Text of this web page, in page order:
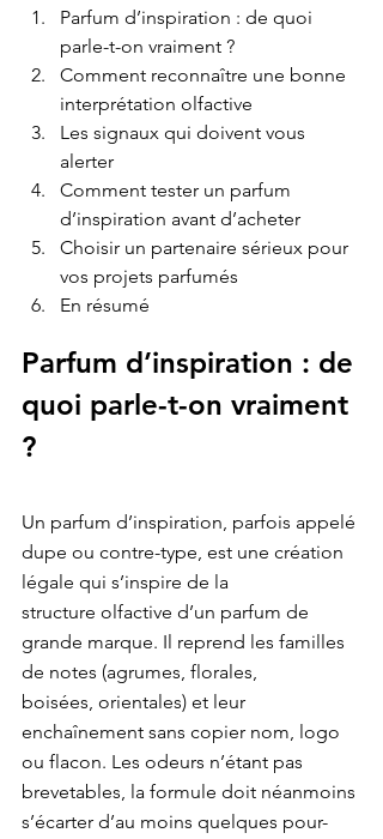
Parfum d’inspiration : de quoi
parle-t-on vraiment ?
Comment reconnaître une bonne
interprétation olfactive
Les signaux qui doivent vous
alerter
Comment tester un parfum
d’inspiration avant d’acheter
Choisir un partenaire sérieux pour
vos projets parfumés
En résumé
Parfum d’inspiration : de
quoi parle-t-on vraiment
?
Un parfum d’inspiration, parfois appelé
dupe ou contre-type, est une création
légale qui s’inspire de la
structure olfactive d’un parfum de
grande marque. Il reprend les familles
de notes (agrumes, florales,
boisées, orientales) et leur
enchaînement sans copier nom, logo
ou flacon. Les odeurs n’étant pas
brevetables, la formule doit néanmoins
s’écarter d’au moins quelques pour-